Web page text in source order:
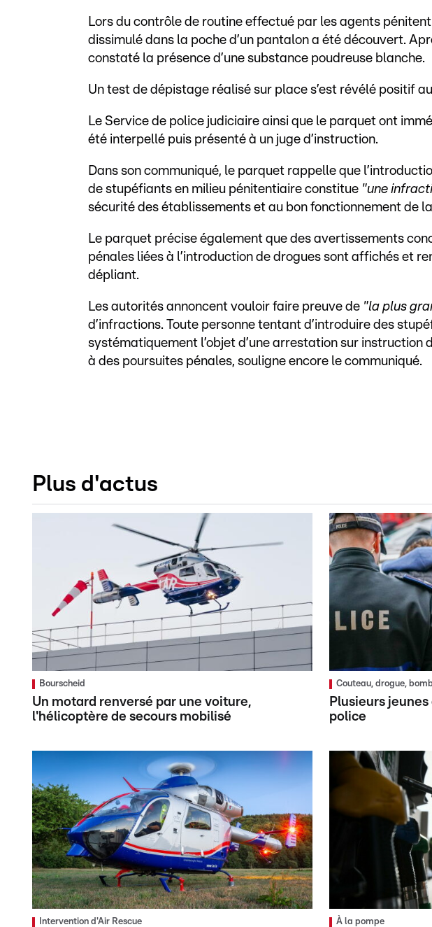
Lors du contrôle de routine effectué par les agents
dissimulé dans la poche d’un pantalon a été découvert.
constaté la présence d’une substance poudreuse blanche.
Un test de dépistage réalisé sur place s’est révélé positif
Le Service de police judiciaire ainsi que le parquet ont
été interpellé puis présenté à un juge d’instruction.
Dans son communiqué, le parquet rappelle que
de stupéfiants en milieu pénitentiaire constitue "une
sécurité des établissements et au bon fonctionnement de
Le parquet précise également que des avertissements
pénales liées à l’introduction de drogues sont affichés et
dépliant.
Les autorités annoncent vouloir faire preuve de "la plus
d’infractions. Toute personne tentant d’introduire des
systématiquement l’objet d’une arrestation sur instruction
à des poursuites pénales, souligne encore le communiqué.
Plus d'actus
Bourscheid
Un motard renversé par une voiture,
l'hélicoptère de secours mobilisé
Couteau, drogue,
Plusieurs
police
Intervention d'Air Rescue À la pompe